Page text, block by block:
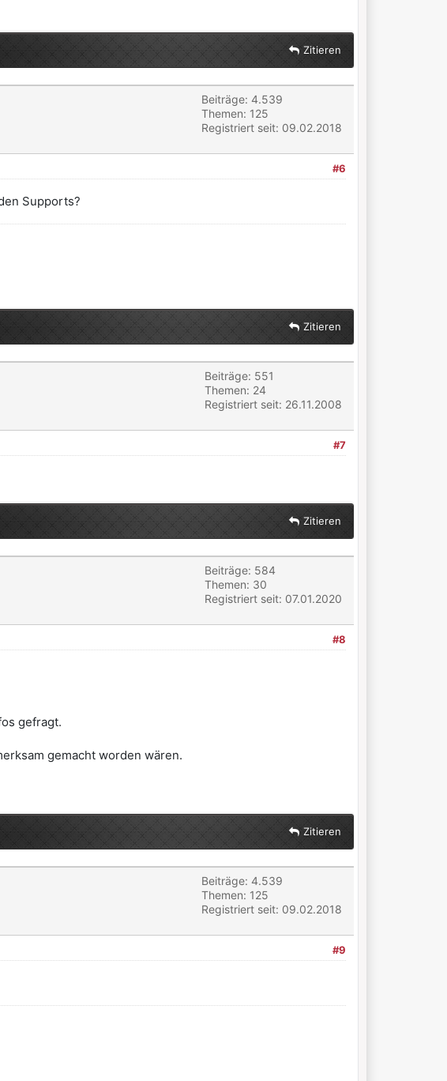
Zitieren
Beiträge: 4.539
Themen: 125
Registriert seit: 09.02.2018
#6
Supports?
Zitieren
Beiträge: 551
Themen: 24
Registriert seit: 26.11.2008
#7
Zitieren
Beiträge: 584
Themen: 30
Registriert seit: 07.01.2020
#8
gefragt.
gemacht worden wären.
Zitieren
Beiträge: 4.539
Themen: 125
Registriert seit: 09.02.2018
#9